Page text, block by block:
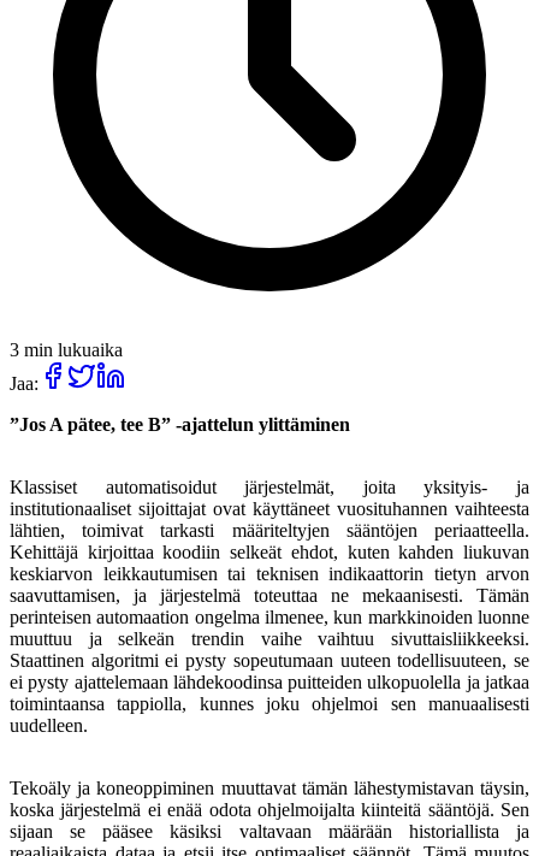
3 min lukuaika
Jaa:
”Jos A pätee, tee B” -ajattelun ylittäminen
Klassiset automatisoidut järjestelmät, joita yksityis- ja
institutionaaliset sijoittajat ovat käyttäneet vuosituhannen vaihteesta
lähtien, toimivat tarkasti määriteltyjen sääntöjen periaatteella.
Kehittäjä kirjoittaa koodiin selkeät ehdot, kuten kahden liukuvan
keskiarvon leikkautumisen tai teknisen indikaattorin tietyn arvon
saavuttamisen, ja järjestelmä toteuttaa ne mekaanisesti. Tämän
perinteisen automaation ongelma ilmenee, kun markkinoiden luonne
muuttuu ja selkeän trendin vaihe vaihtuu sivuttaisliikkeeksi.
Staattinen algoritmi ei pysty sopeutumaan uuteen todellisuuteen, se
ei pysty ajattelemaan lähdekoodinsa puitteiden ulkopuolella ja jatkaa
toimintaansa tappiolla, kunnes joku ohjelmoi sen manuaalisesti
uudelleen.
Tekoäly ja koneoppiminen muuttavat tämän lähestymistavan täysin,
koska järjestelmä ei enää odota ohjelmoijalta kiinteitä sääntöjä. Sen
sijaan se pääsee käsiksi valtavaan määrään historiallista ja